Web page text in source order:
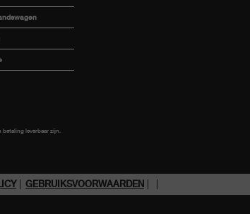
leverbaar zijn.
GEBRUIKSVOORWAARDEN